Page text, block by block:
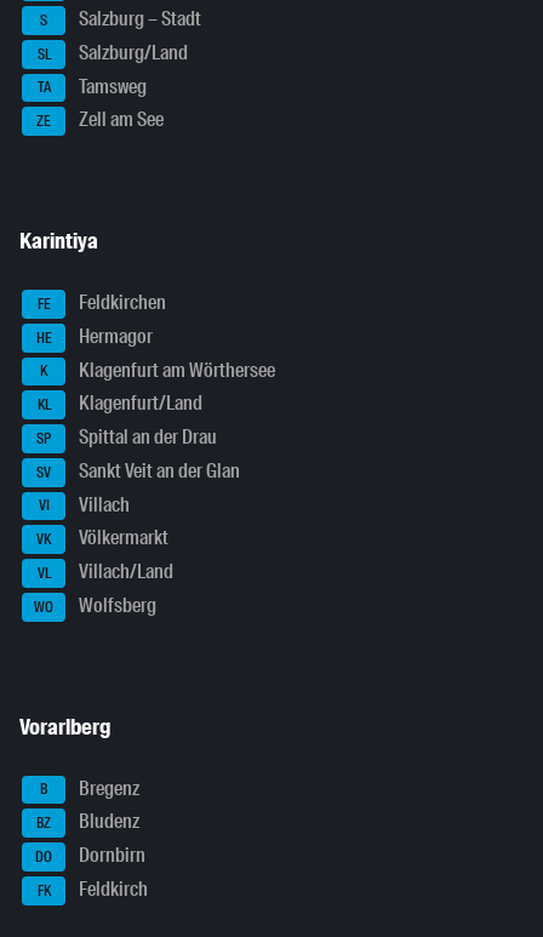
S Salzburg – Stadt
SL Salzburg/Land
TA Tamsweg
ZE Zell am See
Karintiya
FE Feldkirchen
HE Hermagor
K Klagenfurt am Wörthersee
KL Klagenfurt/Land
SP Spittal an der Drau
SV Sankt Veit an der Glan
VI Villach
VK Völkermarkt
VL Villach/Land
WO Wolfsberg
Vorarlberg
B Bregenz
BZ Bludenz
DO Dornbirn
FK Feldkirch